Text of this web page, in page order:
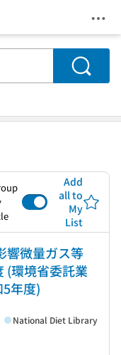
Search
Add
all to
My
List
響微量ガス等
(環境省委託業
年度)
National Diet Library